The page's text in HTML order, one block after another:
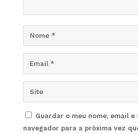
Guardar o meu nome, email e
navegador para a próxima vez